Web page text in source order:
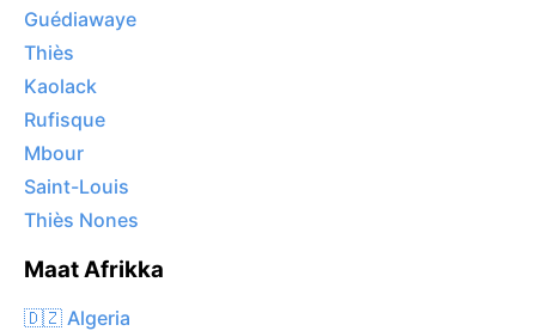
Guédiawaye
Thiès
Kaolack
Rufisque
Mbour
Saint-Louis
Thiès Nones
Maat Afrikka
🇩🇿 Algeria